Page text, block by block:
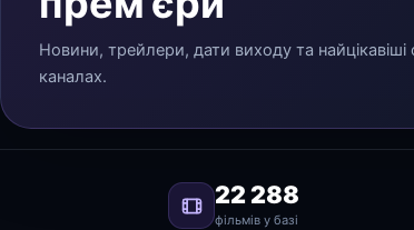
Новини, трейлери, дати виходу та
каналах.
22 288
фільмів у базі